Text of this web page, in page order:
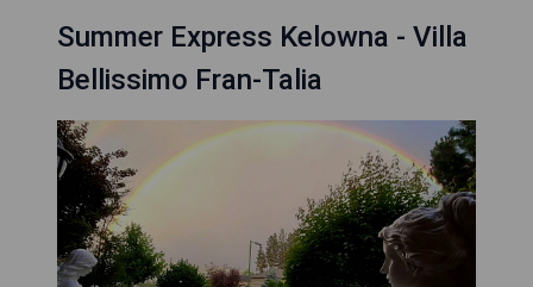
Summer Express Kelowna - Villa
Bellissimo Fran-Talia